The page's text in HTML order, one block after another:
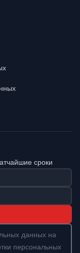
сроки
данных на
персональных